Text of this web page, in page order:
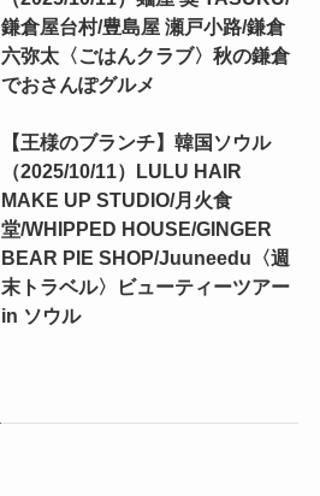
鎌倉屋台村/豊島屋 瀬戸小路/鎌倉
六弥太〈ごはんクラブ〉秋の鎌倉
でおさんぽグルメ
【王様のブランチ】韓国ソウル
（2025/10/11）LULU HAIR
MAKE UP STUDIO/月火食
堂/WHIPPED HOUSE/GINGER
BEAR PIE SHOP/Juuneedu〈週
末トラベル〉ビューティーツアー
in ソウル